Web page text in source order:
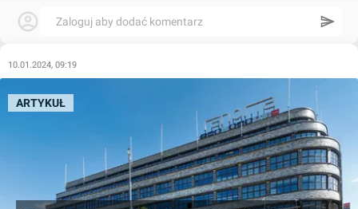
Zaloguj aby dodać komentarz
10.01.2024, 09:19
ARTYKUŁ